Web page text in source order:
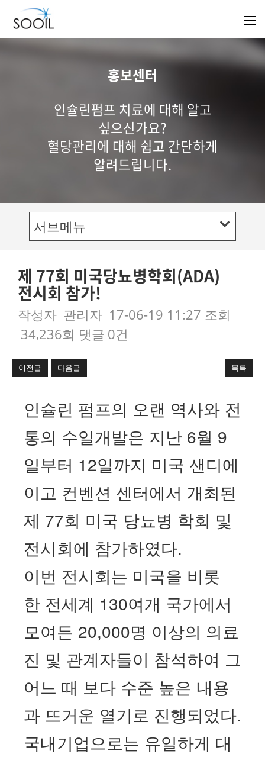
홍보센터
인슐린펌프 치료에 대해 알고
싶으신가요?
혈당관리에 대해 쉽고 간단하게
알려드립니다.
서브메뉴
제 77회 미국당뇨병학회(ADA)
전시회 참가!
작성자 관리자 17-06-19 11:27 조회
34,236회 댓글 0건
이전글 다음글 목록
인슐린 펌프의 오랜 역사와 전
통의 수일개발은 지난 6월 9
일부터 12일까지 미국 샌디에
이고 컨벤션 센터에서 개최된
제 77회 미국 당뇨병 학회 및
전시회에 참가하였다.
이번 전시회는 미국을 비롯
한 전세계 130여개 국가에서
모여든 20,000명 이상의 의료
진 및 관계자들이 참석하여 그
어느 때 보다 수준 높은 내용
과 뜨거운 열기로 진행되었다.
국내기업으로는 유일하게 대